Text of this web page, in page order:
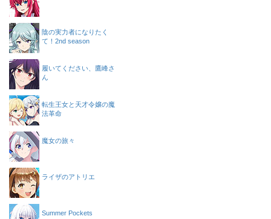
陰の実力者になりたく
て！2nd season
履いてください、鷹峰さ
ん
転生王女と天才令嬢の魔
法革命
魔女の旅々
ライザのアトリエ
Summer Pockets